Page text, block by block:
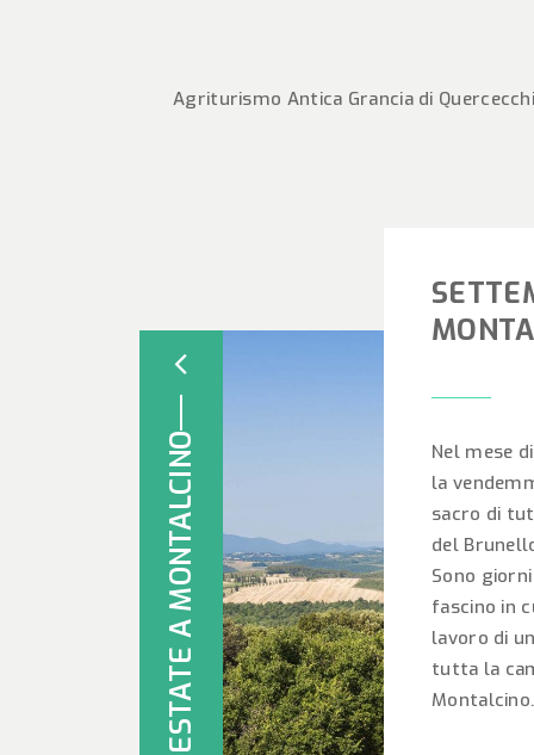
Agriturismo Antica Grancia di
Nel mese
la
sacro di
del
Sono
fascino in
lavoro di
tutta la
ESTATE A MONTALCINO